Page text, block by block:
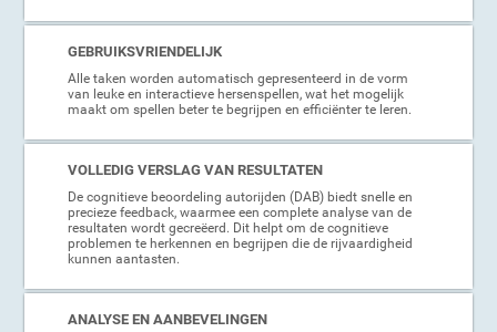
GEBRUIKSVRIENDELIJK
Alle taken worden automatisch gepresenteerd in de vorm
van leuke en interactieve hersenspellen, wat het mogelijk
maakt om spellen beter te begrijpen en efficiënter te leren.
VOLLEDIG VERSLAG VAN RESULTATEN
De cognitieve beoordeling autorijden (DAB) biedt snelle en
precieze feedback, waarmee een complete analyse van de
resultaten wordt gecreëerd. Dit helpt om de cognitieve
problemen te herkennen en begrijpen die de rijvaardigheid
kunnen aantasten.
ANALYSE EN AANBEVELINGEN